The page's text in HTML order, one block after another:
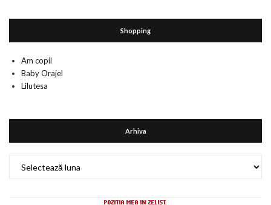
Shopping
Am copil
Baby Orajel
Lilutesa
Arhiva